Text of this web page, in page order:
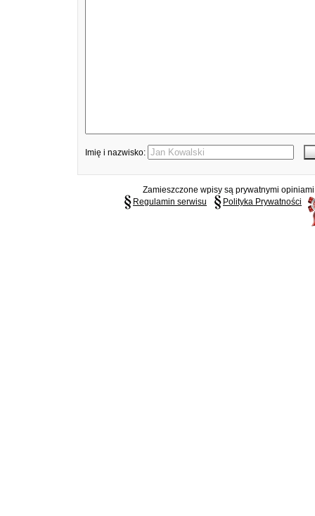
Imię i nazwisko:
Zamieszczone wpisy są prywatnymi
Regulamin serwisu
Polityka Prywatności